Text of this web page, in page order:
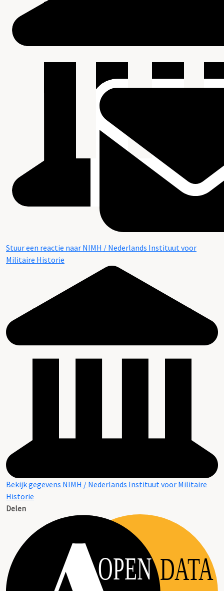
Stuur een reactie naar NIMH / Nederlands Instituut voor
Militaire Historie
Bekijk gegevens NIMH / Nederlands Instituut voor Militaire
Historie
Delen
OPEN DATA